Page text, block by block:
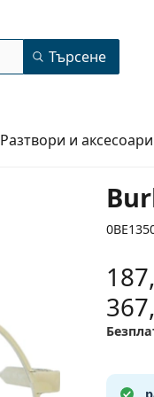
Търсене
Разтвори и аксесоари